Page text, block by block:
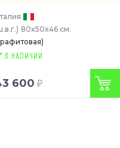
80x50x46 см.
600